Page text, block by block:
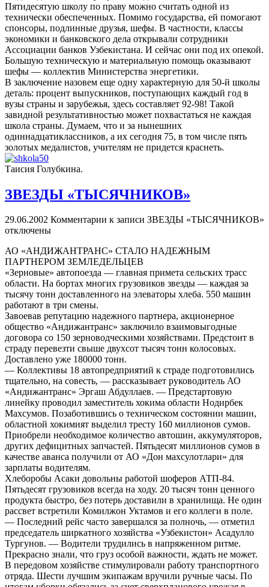
Пятидесятую школу по праву можно считать одной из
технически обеспеченных. Помимо государства, ей помогают
спонсоры, подлинные друзья, шефы. В частности, классы
экономики и банковского дела открывали сотрудники
Ассоциации банков Узбекистана. И сейчас они под их опекой.
Большую техническую и материальную помощь оказывают
шефы — коллектив Министерства энергетики.
В заключение назовем еще одну характерную для 50-й школы
деталь: процент выпускников, поступающих каждый год в
вузы страны и зарубежья, здесь составляет 92-98! Такой
завидной результативностью может похвастаться не каждая
школа страны. Думаем, что и за нынешних
одиннадцатиклассников, а их сегодня 75, в том числе пять
золотых медалистов, учителям не придется краснеть.
Таисия Голубкина.
ЗВЕЗДЫ «ТЫСЯЧНИКОВ»
29.06.2002 Комментарии к записи ЗВЕЗДЫ «ТЫСЯЧНИКОВ»
отключены
АО «АНДИЖАНТРАНС» СТАЛО НАДЕЖНЫМ
ПАРТНЕРОМ ЗЕМЛЕДЕЛЬЦЕВ
«Зерновые» автопоезда — главная примета сельских трасс
области. На бортах многих грузовиков звезды — каждая за
тысячу тонн доставленного на элеваторы хлеба. 550 машин
работают в три смены.
Завоевав репутацию надежного партнера, акционерное
общество «Андижантранс» заключило взаимовыгодные
договора со 150 зерноводческими хозяйствами. Предстоит в
страду перевезти свыше двухсот тысяч тонн колосовых.
Доставлено уже 180000 тонн.
— Коллективы 18 автопредприятий к страде подготовились
тщательно, на совесть, — рассказывает руководитель АО
«Андижантранс» Эргаш Абдуллаев. — Предстартовую
линейку проводил заместитель хокима области Нодирбек
Махсумов. Позаботившись о техническом состоянии машин,
областной хокимият выделил тресту 160 миллионов сумов.
Приобрели необходимое количество автошин, аккумуляторов,
других дефицитных запчастей. Пятьдесят миллионов сумов в
качестве аванса получили от АО «Дон махсулотлари» для
зарплаты водителям.
Хлеборобы Асаки довольны работой шоферов АТП-84.
Пятьдесят грузовиков всегда на ходу. 20 тысяч тонн ценного
продукта быстро, без потерь доставили в хранилища. Не один
рассвет встретили Комилжон Уктамов и его коллеги в поле.
— Последний рейс часто завершался за полночь, — отметил
председатель ширкатного хозяйства «Узбекистон» Асадулло
Тургунов. — Водители трудились в напряженном ритме.
Прекрасно знали, что груз особой важности, ждать не может.
В передовом хозяйстве стимулировали работу транспортного
отряда. Шести лучшим экипажам вручили ручные часы. По